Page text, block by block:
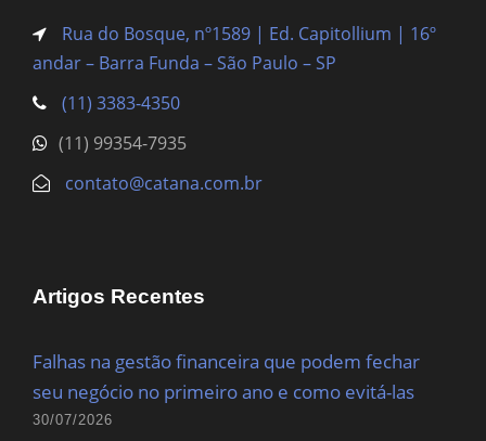
Rua do Bosque, nº1589 | Ed. Capitollium | 16º
andar – Barra Funda – São Paulo – SP
(11) 3383-4350
(11) 99354-7935
contato@catana.com.br
Artigos Recentes
Falhas na gestão financeira que podem fechar
seu negócio no primeiro ano e como evitá-las
30/07/2026